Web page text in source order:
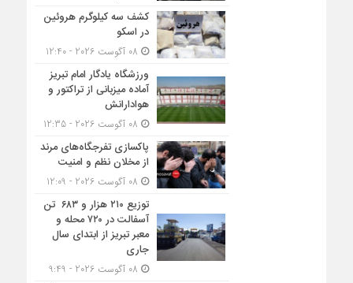
کشف سه کیلوگرم هروئین
در اسکو
ورزشگاه یادگار امام تبریز
آماده میزبانی از تراکتور و
هوادارانش
پاکسازی تفرجگاه‌های مرند
از مخلان نظم و امنیت
توزیع ۲۱۰ هزار و ۶۸۳ تن
آسفالت در ۷۲۰ محله و
معبر تبریز از ابتدای سال
جاری